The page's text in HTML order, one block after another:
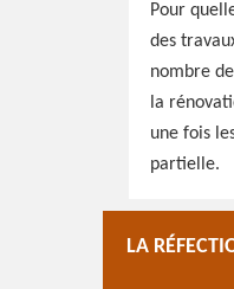
Pour
des
nombre
la
une fois
partielle.
LA